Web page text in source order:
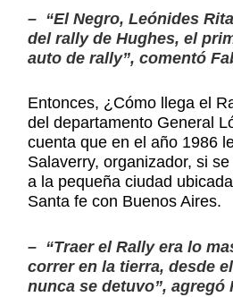
– “El Negro, Leónides
del rally de Hughes, el
auto de rally”, comentó
Entonces, ¿Cómo llega el
del departamento General
cuenta que en el año 1986
Salaverry, organizador, si
a la pequeña ciudad
Santa fe con Buenos Aires.
– “Traer el Rally era lo
correr en la tierra, desde
nunca se detuvo”, agregó